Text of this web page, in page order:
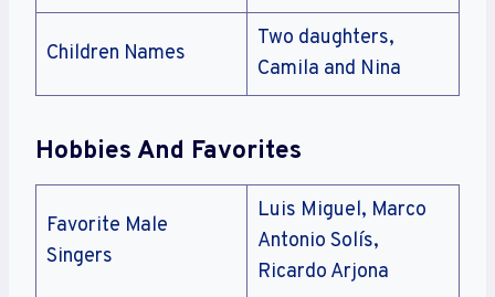
Children Names
Two daughters,
Camila and Nina
Hobbies And Favorites
Favorite Male
Singers
Luis Miguel, Marco
Antonio Solís,
Ricardo Arjona